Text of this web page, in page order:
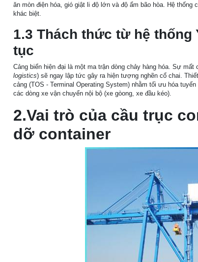
ăn mòn điện hóa, gió giật li độ lớn và độ ẩm bão hòa. Hệ
khác biệt.
1.3 Thách thức từ hệ
tục
Cảng biển hiện đại là một ma trận dòng chảy hàng hóa. Sự
logistics) sẽ ngay lập tức gây ra hiện tượng nghẽn cổ chai.
cảng (TOS - Terminal Operating System) nhằm tối ưu hóa
các dòng xe vận chuyển nội bộ (xe gòong, xe đầu kéo).
2.Vai trò của cầu trục
dỡ container